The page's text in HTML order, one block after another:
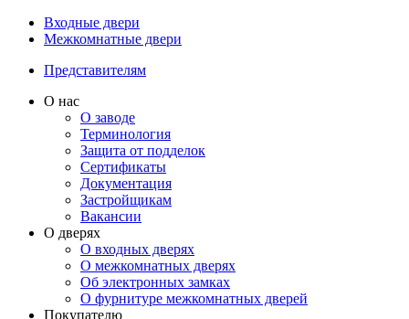
Входные двери
Межкомнатные двери
Представителям
О нас
О заводе
Терминология
Защита от подделок
Сертификаты
Документация
Застройщикам
Вакансии
О дверях
О входных дверях
О межкомнатных дверях
Об электронных замках
О фурнитуре межкомнатных дверей
Покупателю